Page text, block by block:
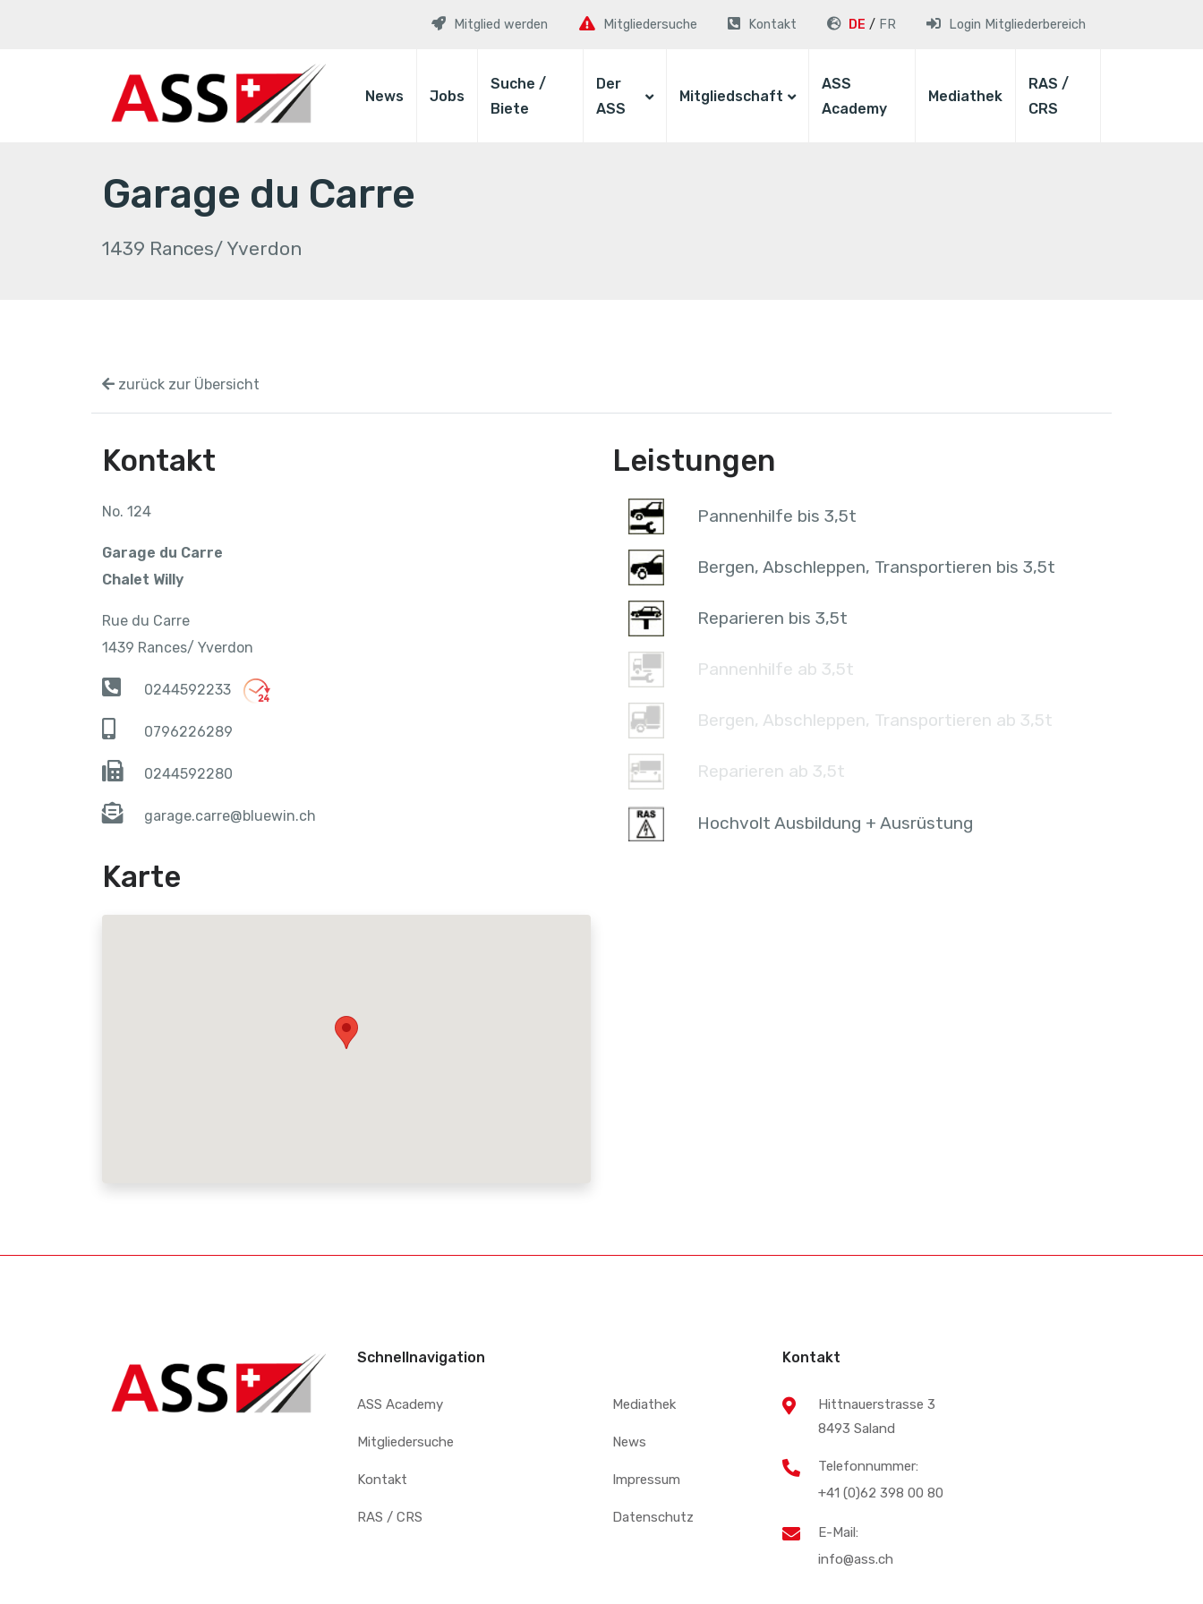
Mitglied werden Mitgliedersuche Kontakt DE FR Login Mitgliederbereich
News Jobs
Suche /
Biete
Der
ASS
Mitgliedschaft
ASS
Academy
Mediathek
RAS /
CRS
Garage du Carre
1439 Rances/ Yverdon
zurück zur Übersicht
Kontakt
No. 124
Garage du Carre
Chalet Willy
Rue du Carre
1439 Rances/ Yverdon
0244592233
0796226289
0244592280
garage.carre@bluewin.ch
Karte
Leistungen
Pannenhilfe bis 3,5t
Bergen, Abschleppen, Transportieren bis 3,5t
Reparieren bis 3,5t
Pannenhilfe ab 3,5t
Bergen, Abschleppen, Transportieren ab 3,5t
Reparieren ab 3,5t
Hochvolt Ausbildung + Ausrüstung
Schnellnavigation
ASS Academy
Mitgliedersuche
Kontakt
RAS / CRS
Mediathek
News
Impressum
Datenschutz
Kontakt
Hittnauerstrasse 3
8493 Saland
Telefonnummer:
+41 (0)62 398 00 80
E-Mail:
info@ass.ch